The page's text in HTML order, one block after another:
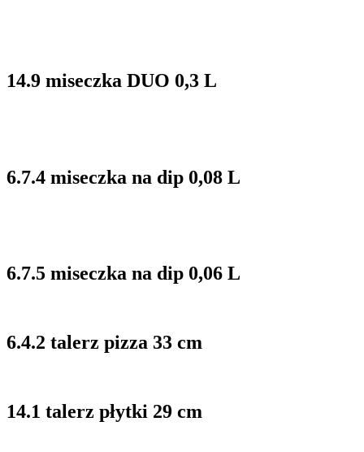
14.9 miseczka DUO 0,3 L
6.7.4 miseczka na dip 0,08 L
6.7.5 miseczka na dip 0,06 L
6.4.2 talerz pizza 33 cm
14.1 talerz płytki 29 cm